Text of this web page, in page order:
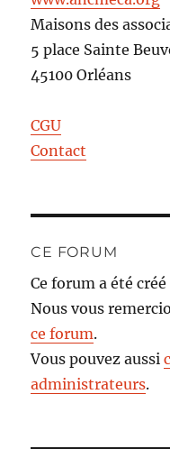
Maisons des
5 place Sainte
45100 Orléans
CGU
Contact
CE FORUM
Ce forum a été
Nous vous
ce forum.
Vous pouvez aussi
administrateurs.